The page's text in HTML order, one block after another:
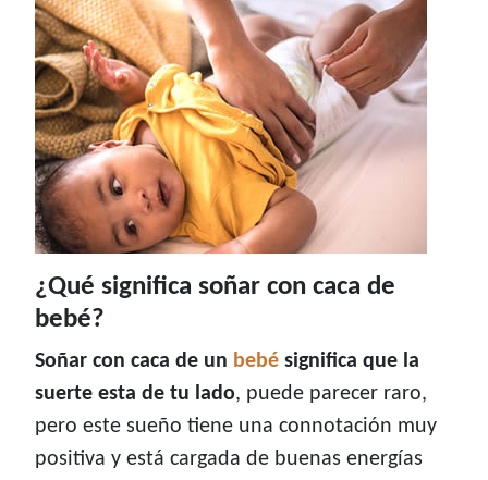
¿Qué significa soñar con caca de
bebé?
Soñar con caca de un bebé significa que la
suerte esta de tu lado, puede parecer raro,
pero este sueño tiene una connotación muy
positiva y está cargada de buenas energías